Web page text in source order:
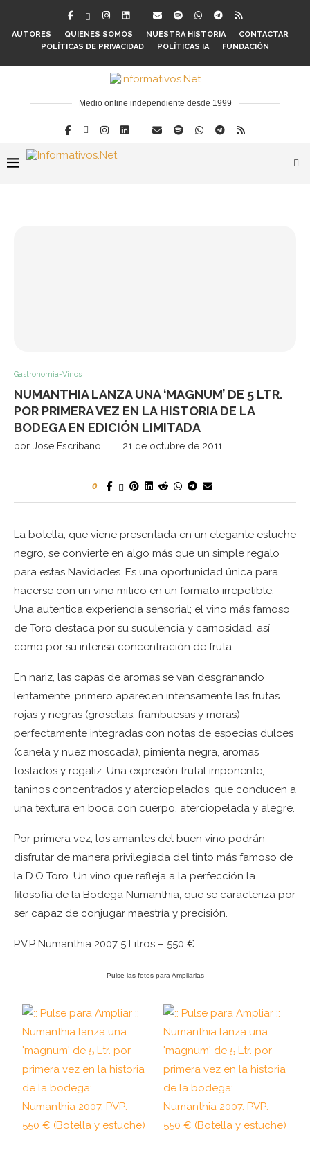
AUTORES QUIENES SOMOS NUESTRA HISTORIA
CONTACTAR
POLÍTICAS DE PRIVACIDAD
POLÍTICAS IA FUNDACIÓN
Medio online independiente desde 1999
Gastronomia-Vinos
NUMANTHIA LANZA UNA ‘MAGNUM’ DE 5 LTR.
POR PRIMERA VEZ EN LA HISTORIA DE LA
BODEGA EN EDICIÓN LIMITADA
por Jose Escribano 21 de octubre de 2011
0
La botella, que viene presentada en un elegante estuche
negro, se convierte en algo más que un simple regalo
para estas Navidades. Es una oportunidad única para
hacerse con un vino mítico en un formato irrepetible.
Una autentica experiencia sensorial; el vino más famoso
de Toro destaca por su suculencia y carnosidad, así
como por su intensa concentración de fruta.
En nariz, las capas de aromas se van desgranando
lentamente, primero aparecen intensamente las frutas
rojas y negras (grosellas, frambuesas y moras)
perfectamente integradas con notas de especias dulces
(canela y nuez moscada), pimienta negra, aromas
tostados y regaliz. Una expresión frutal imponente,
taninos concentrados y aterciopelados, que conducen a
una textura en boca con cuerpo, aterciopelada y alegre.
Por primera vez, los amantes del buen vino podrán
disfrutar de manera privilegiada del tinto más famoso de
la D.O Toro. Un vino que refleja a la perfección la
filosofía de la Bodega Numanthia, que se caracteriza por
ser capaz de conjugar maestría y precisión.
P.V.P Numanthia 2007 5 Litros – 550 €
Pulse las fotos para Ampliarlas